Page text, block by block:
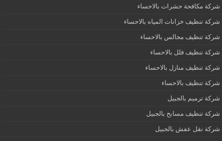
شركة مكافحة حشرات بالاحساء
شركة تنظيف خزانات المياه بالاحساء
شركة تنظيف مجالس بالاحساء
شركة تنظيف فلل بالاحساء
شركة تنظيف منازل بالاحساء
شركة تنظيف بالاحساء
شركة ترميم بالجبيل
شركة تنظيف مسابح بالجبيل
شركة نقل عفش بالجبيل